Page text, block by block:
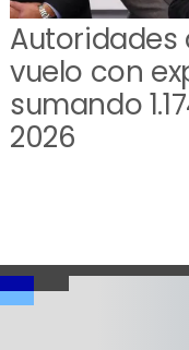
vuelo con
sumando
2026